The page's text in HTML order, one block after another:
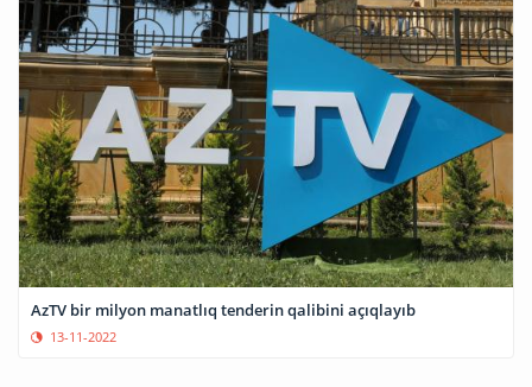
AzTV bir milyon manatlıq tenderin qalibini açıqlayıb
13-11-2022